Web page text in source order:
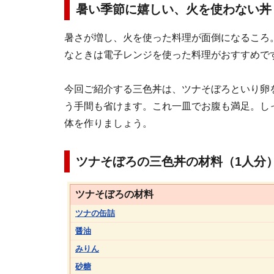
暑い季節に嬉しい、火を使わない丼
暑さが増し、火を使った料理が面倒になるこ
なときは電子レンジを使った料理がおすすめで
今回ご紹介する三色丼は、ツナそぼろといり
う手間も省けます。これ一皿でお腹も満足。
体を作りましょう。
ツナそぼろの三色丼の材料（1人分
ツナそぼろの材料
ツナの缶詰
醤油
みりん
砂糖